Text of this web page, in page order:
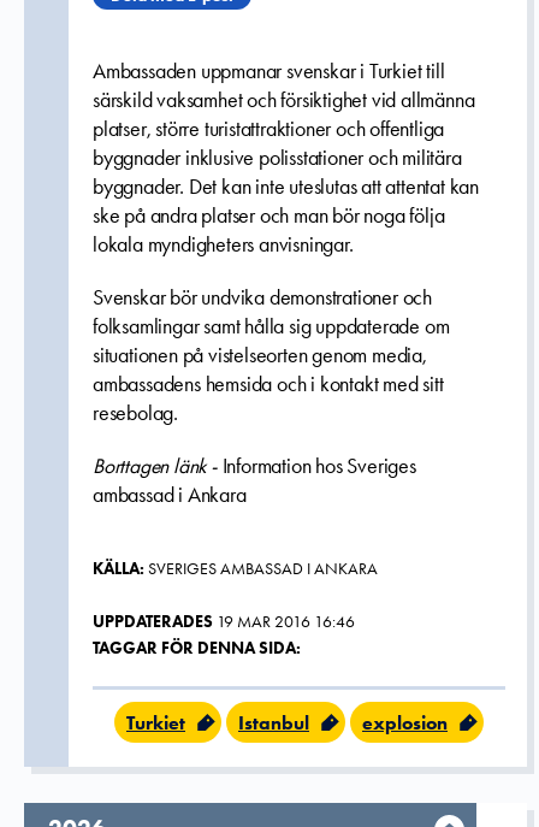
Ambassaden uppmanar svenskar i Turkiet till
särskild vaksamhet och försiktighet vid allmänna
platser, större turistattraktioner och offentliga
byggnader inklusive polisstationer och militära
byggnader. Det kan inte uteslutas att attentat kan
ske på andra platser och man bör noga följa
lokala myndigheters anvisningar.
Svenskar bör undvika demonstrationer och
folksamlingar samt hålla sig uppdaterade om
situationen på vistelseorten genom media,
ambassadens hemsida och i kontakt med sitt
resebolag.
Borttagen länk - Information hos Sveriges
ambassad i Ankara
KÄLLA: SVERIGES AMBASSAD I ANKARA
UPPDATERADES 19 MAR 2016 16:46
TAGGAR FÖR DENNA SIDA:
Turkiet Istanbul explosion